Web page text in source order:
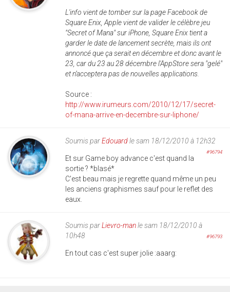
L'info vient de tomber sur la page Facebook de
Square Enix, Apple vient de valider le célèbre jeu
"Secret of Mana" sur iPhone, Square Enix tient a
garder le date de lancement secrète, mais ils ont
annoncé que ça serait en décembre et donc avant le
23, car du 23 au 28 décembre l'AppStore sera "gelé"
et n’acceptera pas de nouvelles applications.
Source :
http://www.irumeurs.com/2010/12/17/secret-
of-mana-arrive-en-decembre-sur-liphone/
Soumis parEdouardle sam 18/12/2010 à 12h32
#96794
Et sur Game boy advance c'est quand la
sortie ? *blasé*
C'est beau mais je regrette quand même un peu
les anciens graphismes sauf pour le reflet des
eaux.
Soumis parLievro-manle sam 18/12/2010 à
10h48
#96793
En tout cas c'est super jolie :aaarg: